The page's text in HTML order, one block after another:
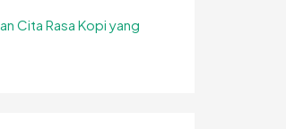
Cita Rasa Kopi yang